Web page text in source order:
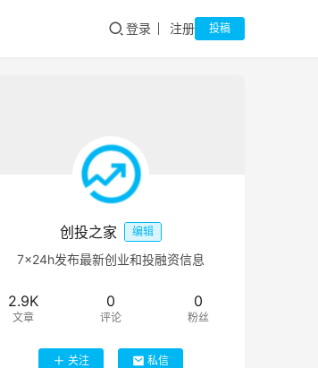
登录 注册 投稿
创投之家 编辑
7×24h发布最新创业和投融资信息
2.9K
文章
0
评论
0
粉丝
关注 私信